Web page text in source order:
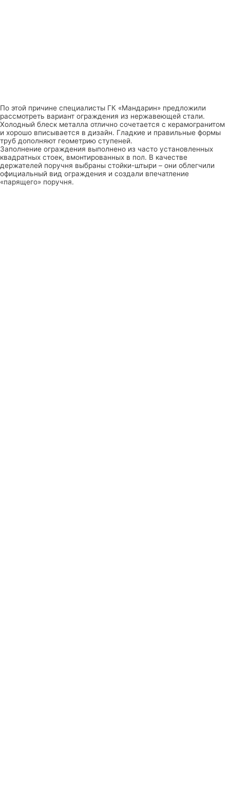
По этой причине специалисты ГК «Мандарин» предложили
рассмотреть вариант ограждения из нержавеющей стали.
Холодный блеск металла отлично сочетается с керамогранитом
и хорошо вписывается в дизайн. Гладкие и правильные формы
труб дополняют геометрию ступеней.
Заполнение ограждения выполнено из часто установленных
квадратных стоек, вмонтированных в пол. В качестве
держателей поручня выбраны стойки-штыри – они облегчили
официальный вид ограждения и создали впечатление
«парящего» поручня.